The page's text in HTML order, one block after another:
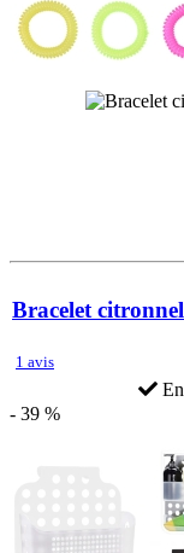
Bracelet
1 avis
- 39 %